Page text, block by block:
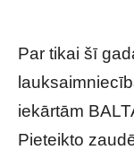
Par tikai šī
iekārtām
Pieteikto